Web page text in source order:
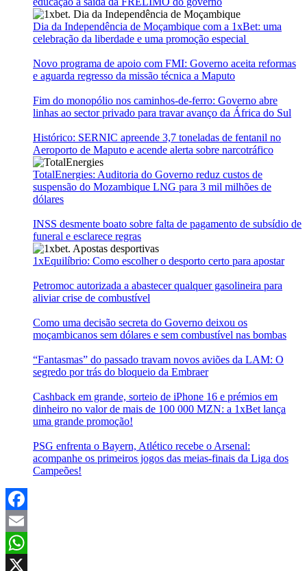
Dia da Independência de Moçambique com a 1xBet: uma
celebração da liberdade e uma promoção especial
Novo programa de apoio com FMI: Governo aceita reformas
e aguarda regresso da missão técnica a Maputo
Fim do monopólio nos caminhos-de-ferro: Governo abre
linhas ao sector privado para travar avanço da África do Sul
Histórico: SERNIC apreende 3,7 toneladas de fentanil no
Aeroporto de Maputo e acende alerta sobre narcotráfico
TotalEnergies: Auditoria do Governo reduz custos de
suspensão do Mozambique LNG para 3 mil milhões de
dólares
INSS desmente boato sobre falta de pagamento de subsídio de
funeral e esclarece regras
1xEquilíbrio: Como escolher o desporto certo para apostar
Petromoc autorizada a abastecer qualquer gasolineira para
aliviar crise de combustível
Como uma decisão secreta do Governo deixou os
moçambicanos sem dólares e sem combustível nas bombas
“Fantasmas” do passado travam novos aviões da LAM: O
segredo por trás do bloqueio da Embraer
Cashback em grande, sorteio de iPhone 16 e prémios em
dinheiro no valor de mais de 100 000 MZN: a 1xBet lança
uma grande promoção!
PSG enfrenta o Bayern, Atlético recebe o Arsenal:
acompanhe os primeiros jogos das meias-finais da Liga dos
Campeões!
Facebook
Email
WhatsApp